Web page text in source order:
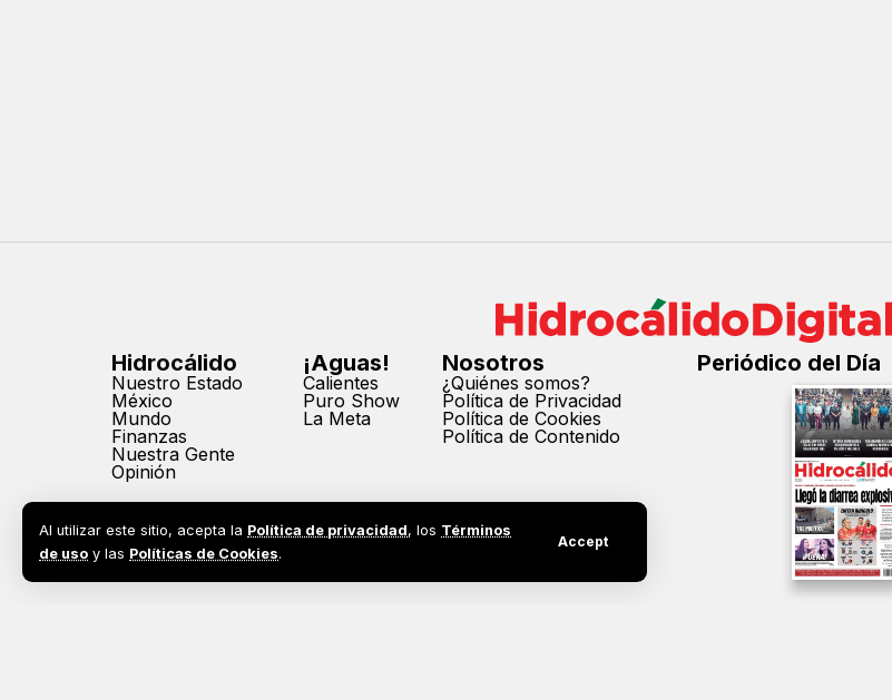
Al utilizar este sitio, acepta la Política de privacidad, los Términos
de uso y las Políticas de Cookies.
Accept
Hidrocálido
Nuestro Estado
México
Mundo
Finanzas
Nuestra Gente
Opinión
¡Aguas!
Calientes
Puro Show
La Meta
Nosotros
¿Quiénes somos?
Política de Privacidad
Política de Cookies
Política de Contenido
Periódico del Día